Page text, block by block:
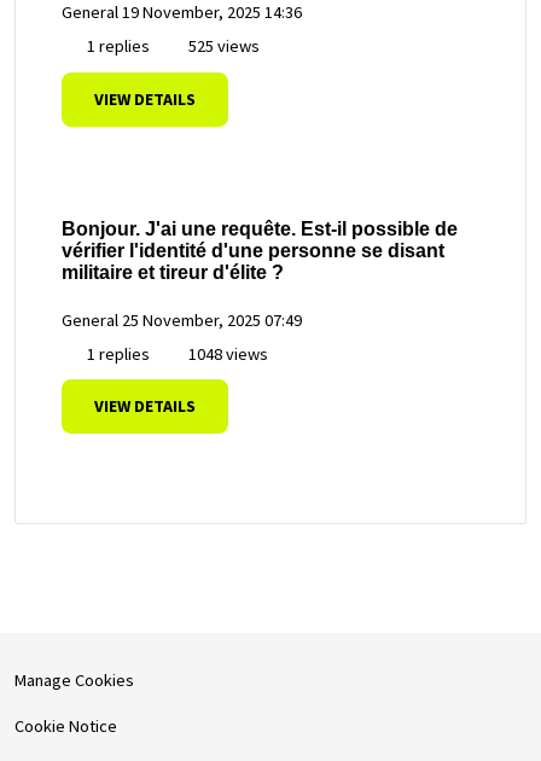
General19 November, 2025 14:36
1 replies
525 views
VIEW DETAILS
Bonjour. J'ai une requête. Est-il possible de
vérifier l'identité d'une personne se disant
militaire et tireur d'élite ?
General 25 November, 2025 07:49
1 replies
1048 views
VIEW DETAILS
Manage Cookies
Cookie Notice